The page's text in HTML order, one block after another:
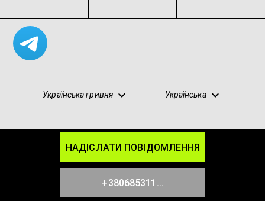
Українська гривня Українська
НАДІСЛАТИ ПОВІДОМЛЕННЯ
+380685311...
Партнерство
© 2026 SpacePro spacepro.org@gmail.com